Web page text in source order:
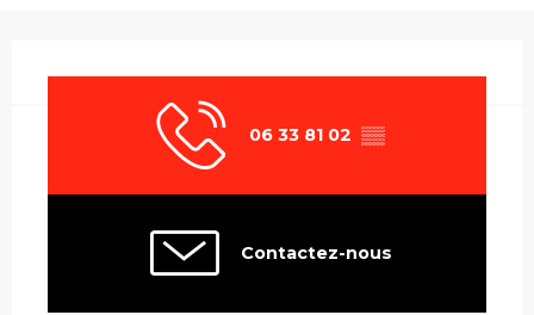
06 33 81 02 ▒▒
Contactez-nous